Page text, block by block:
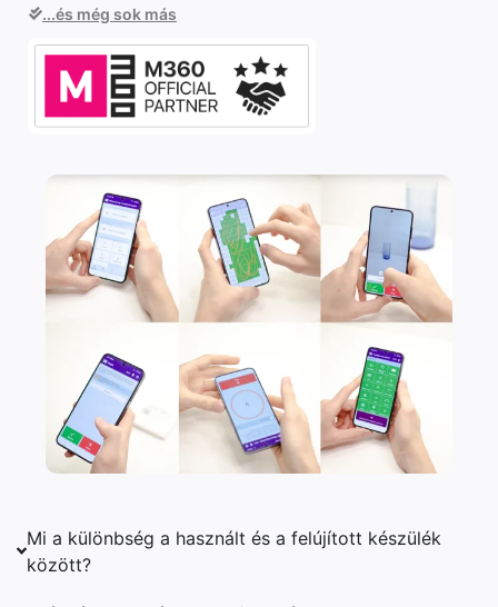
...és még sok más
Mi a különbség a használt és a felújított készülék
között?